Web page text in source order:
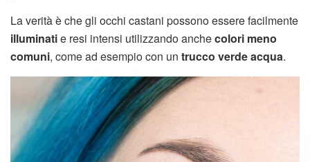
La verità è che gli occhi castani possono essere facilmente
illuminatie resi intensi utilizzando anchecolori meno
comuni, come ad esempio con un trucco verde acqua.